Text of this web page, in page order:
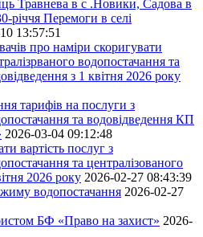
Травнева в с .Новики, Садова в
річчя Перемоги в селі
13:57:51
про наміри скоригувати
водопостачання та
з 1 квітня 2026 року
тарифів на послуги з
та водовідведення КП
2026-03-04 09:12:48
вартість послуг з
та централізованого
2026 року 2026-02-27 08:43:39
водопостачання 2026-02-27
БФ «Право на захист» 2026-